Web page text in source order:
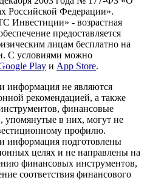
Российской Федерации».
Инвестиции» - возрастная
предоставляется
лицам бесплатно на
С условиями можно
Play и App Store.
информация не являются
рекомендацией, а также
финансовые
упомянутые в них, могут не
профилю.
информация подготовлены
целях и не направлены на
финансовых инструментов,
соответствия финансового